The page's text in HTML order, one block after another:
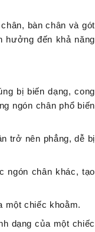
bàn chân và gót
hưởng đến khả năng
bị biến dạng, cong
ngón chân phổ biến
trở nên phẳng, dễ bị
ngón chân khác, tạo
một chiếc khoằm.
dạng của một chiếc